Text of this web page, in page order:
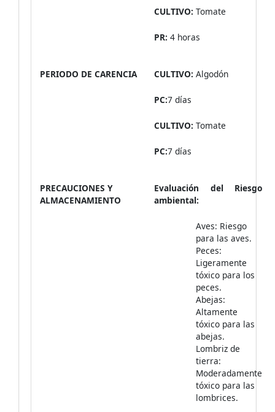
CULTIVO: Tomate
PR: 4 horas
PERIODO DE CARENCIA CULTIVO: Algodón
PC:7 días
CULTIVO: Tomate
PC:7 días
PRECAUCIONES Y
ALMACENAMIENTO
Evaluación del Riesgo
ambiental:
Aves: Riesgo
para las aves.
Peces:
Ligeramente
tóxico para los
peces.
Abejas:
Altamente
tóxico para las
abejas.
Lombriz de
tierra:
Moderadamente
tóxico para las
lombrices.